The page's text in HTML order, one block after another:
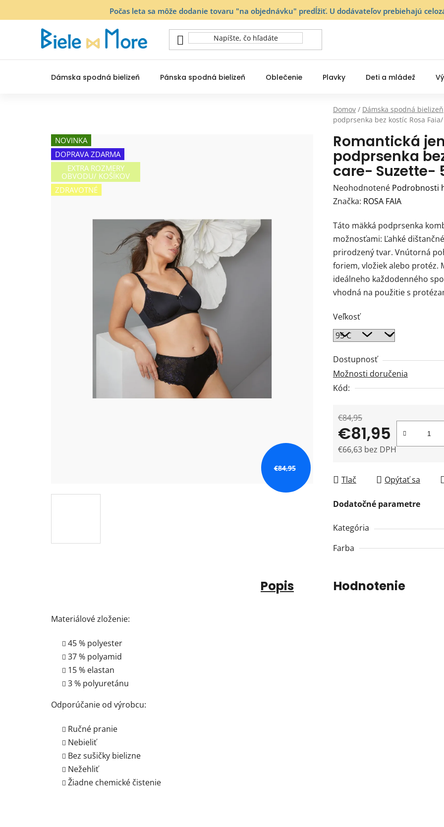
Počas leta sa môže dodanie tovaru "na objednávku" predĺžiť. U dodávateľov prebiehajú
Dámska spodná bielizeň Pánska spodná bielizeň Oblečenie Plavky Deti a mládež
Domov / Dámska spodná bielizeň
podprsenka bez kostíc Rosa
Romantická
podprsenka
care- Suzette-
Priemerné
hodnotenie
je
0,0
z
5
hviezdičiek.
Neohodnotené Podrobnosti
Značka: ROSA FAIA
Táto mäkká podprsenka
možnosťami: Ľahké
prirodzený tvar. Vnútorná
foriem, vložiek alebo protéz.
ideálneho každodenného
vhodná na použitie s
Veľkosť
Dostupnosť
Možnosti doručenia
Kód:
€84,95
€81,95
€66,63 bez DPH
Tlač Opýtať sa
Dodatočné parametre
Kategória
Farba
NOVINKA
DOPRAVA ZDARMA
EXTRA ROZMERY
OBVODU/ KOŠÍKOV
ZDRAVOTNÉ
€84,95
Popis Hodnotenie
Materiálové zloženie:
45 % polyester
37 % polyamid
15 % elastan
3 % polyuretánu
Odporúčanie od výrobcu:
Ručné pranie
Nebieliť
Bez sušičky bielizne
Nežehliť
Žiadne chemické čistenie